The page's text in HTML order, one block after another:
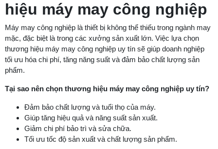
hiệu máy may công nghiệp
Máy may công nghiệp là thiết bị không thể thiếu trong ngành may
mặc, đặc biệt là trong các xưởng sản xuất lớn. Việc lựa chọn
thương hiệu máy may công nghiệp uy tín sẽ giúp doanh nghiệp
tối ưu hóa chi phí, tăng năng suất và đảm bảo chất lượng sản
phẩm.
Tại sao nên chọn thương hiệu máy may công nghiệp uy tín?
Đảm bảo chất lượng và tuổi thọ của máy.
Giúp tăng hiệu quả và năng suất sản xuất.
Giảm chi phí bảo trì và sửa chữa.
Tối ưu tốc độ sản xuất và chất lượng sản phẩm.